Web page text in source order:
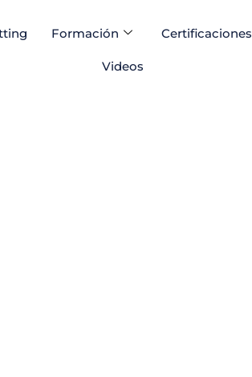
Formación Certificaciones
Videos